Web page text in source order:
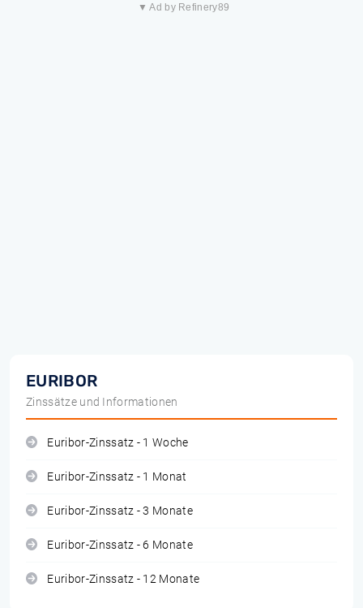
▼ Ad by Refinery89
EURIBOR
Zinssätze und Informationen
Euribor-Zinssatz - 1 Woche
Euribor-Zinssatz - 1 Monat
Euribor-Zinssatz - 3 Monate
Euribor-Zinssatz - 6 Monate
Euribor-Zinssatz - 12 Monate